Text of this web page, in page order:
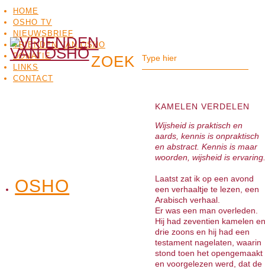
HOME
OSHO TV
NIEUWSBRIEF
VRIENDEN VAN OSHO
DONATIE
LINKS
CONTACT
OSHOOSHO MEDITATIE
KAMELEN VERDELEN
Wijsheid is praktisch en
aards, kennis is onpraktisch
en abstract. Kennis is maar
woorden, wijsheid is ervaring.
Laatst zat ik op een avond
een verhaaltje te lezen, een
Arabisch verhaal.
Er was een man overleden.
Hij had zeventien kamelen en
drie zoons en hij had een
testament nagelaten, waarin
stond toen het opengemaakt
en voorgelezen werd, dat de